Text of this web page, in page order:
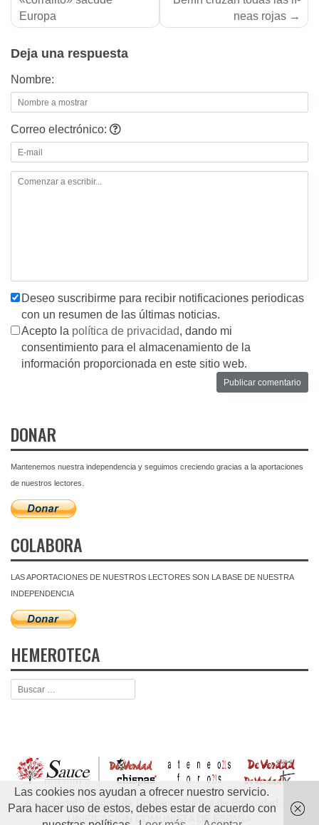
entradas
Europa
neas rojas
Deja una respuesta
Nombre:
Correo electrónico:
Deseo suscribirme para recibir notificaciones periodicas
con un resumen de las últimas noticias.
Acepto la política de privacidad, dando mi
consentimiento para el almacenamiento de la
información proporcionada en este sitio web.
DONAR
Mantenemos nuestra independencia y seguimos creciendo gracias a la aportaciones
de nuestros lectores.
COLABORA
LAS APORTACIONES DE NUESTROS LECTORES SON LA BASE DE NUESTRA
INDEPENDENCIA
HEMEROTECA
Aviso Legal Política de Cookies Política de Privacidad
- ©
UNIFICACIÓN COMUNISTA DE ESPAÑA
Las cookies nos ayudan a ofrecer nuestro servicio.
Para hacer uso de estos, debes estar de acuerdo con